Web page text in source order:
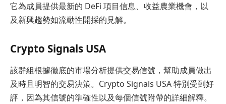
它為成員提供最新的 DeFi 項目信息、收益農業機會，以
及新興趨勢如流動性開採的見解。
Crypto Signals USA
該群組根據徹底的市場分析提供交易信號，幫助成員做出
及時且明智的交易決策。Crypto Signals USA 特別受到好
評，因為其信號的準確性以及每個信號附帶的詳細解釋。